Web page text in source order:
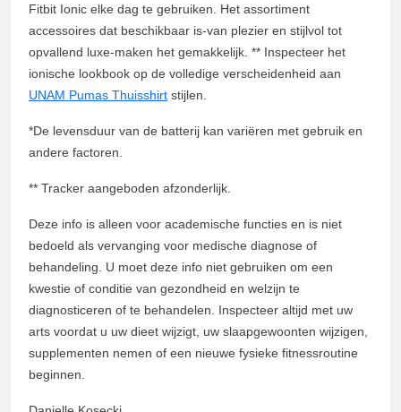
Fitbit Ionic elke dag te gebruiken. Het assortiment
accessoires dat beschikbaar is-van plezier en stijlvol tot
opvallend luxe-maken het gemakkelijk. ** Inspecteer het
ionische lookbook op de volledige verscheidenheid aan
UNAM Pumas Thuisshirt stijlen.
*De levensduur van de batterij kan variëren met gebruik en
andere factoren.
** Tracker aangeboden afzonderlijk.
Deze info is alleen voor academische functies en is niet
bedoeld als vervanging voor medische diagnose of
behandeling. U moet deze info niet gebruiken om een
kwestie of conditie van gezondheid en welzijn te
diagnosticeren of te behandelen. Inspecteer altijd met uw
arts voordat u uw dieet wijzigt, uw slaapgewoonten wijzigen,
supplementen nemen of een nieuwe fysieke fitnessroutine
beginnen.